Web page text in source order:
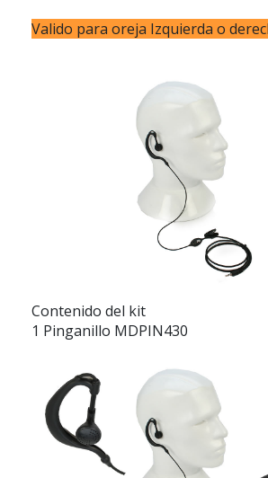
Valido para oreja Izquierda o
Contenido del kit
1 Pinganillo MDPIN430